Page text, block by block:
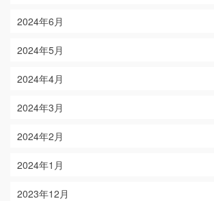
2024年6月
2024年5月
2024年4月
2024年3月
2024年2月
2024年1月
2023年12月